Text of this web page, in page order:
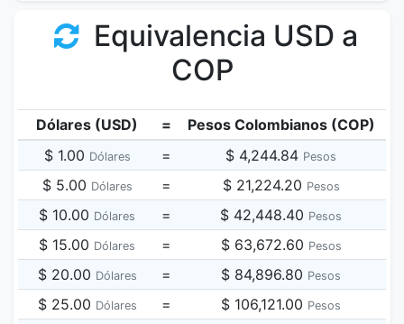
Equivalencia USD a
COP
Dólares (USD) =
Pesos Colombianos (COP)
$ 1.00 Dólares = $ 4,244.84 Pesos
$ 5.00 Dólares = $ 21,224.20 Pesos
$ 10.00 Dólares = $ 42,448.40 Pesos
$ 15.00 Dólares = $ 63,672.60 Pesos
$ 20.00 Dólares = $ 84,896.80 Pesos
$ 25.00 Dólares = $ 106,121.00 Pesos